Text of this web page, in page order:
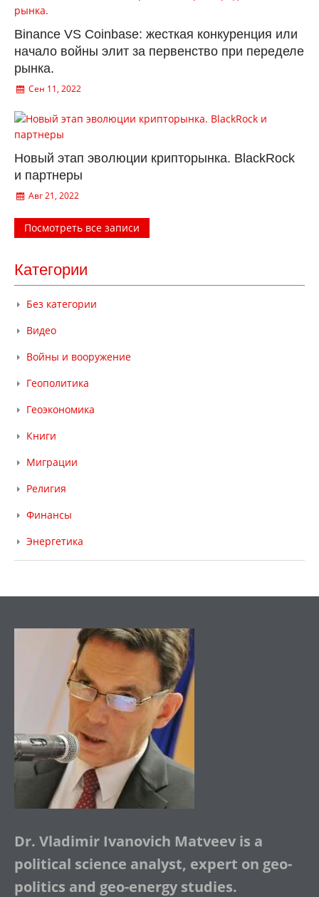
Binance VS Coinbase: жесткая конкуренция или
начало войны элит за первенство при переделе
рынка.
Сен 11, 2022
Новый этап эволюции крипторынка. BlackRock
и партнеры
Авг 21, 2022
Посмотреть все записи
Категории
Без категории
Видео
Войны и вооружение
Геополитика
Геоэкономика
Книги
Миграции
Религия
Финансы
Энергетика
Dr. Vladimir Ivanovich Matveev is a
political science analyst, expert on geo-
politics and geo-energy studies.